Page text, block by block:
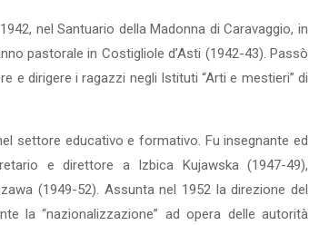
nel Santuario della Madonna di Caravaggio, in
pastorale in Costigliole d’Asti (1942-43). Passò
e dirigere i ragazzi negli Istituti “Arti e mestieri” di
settore educativo e formativo. Fu insegnante ed
e direttore a Izbica Kujawska (1947-49),
(1949-52). Assunta nel 1952 la direzione del
la “nazionalizzazione” ad opera delle autorità